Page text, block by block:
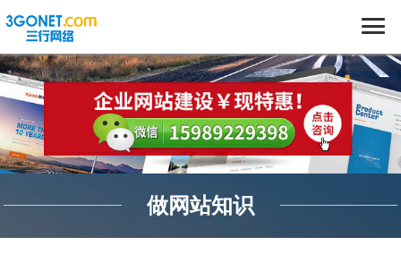
做网站知识